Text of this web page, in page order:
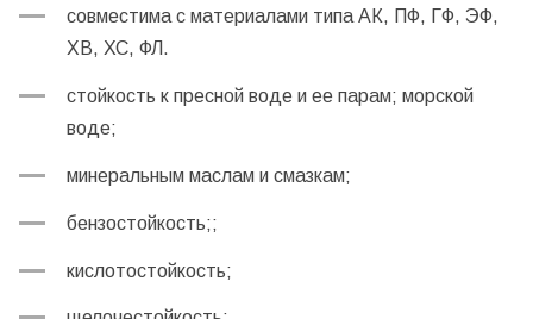
совместима с материалами типа АК, ПФ, ГФ, ЭФ,
ХВ, ХС, ФЛ.
стойкость к пресной воде и ее парам; морской
воде;
минеральным маслам и смазкам;
бензостойкость;;
кислотостойкость;